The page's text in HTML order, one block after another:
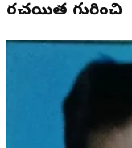
రచయిత గురించి